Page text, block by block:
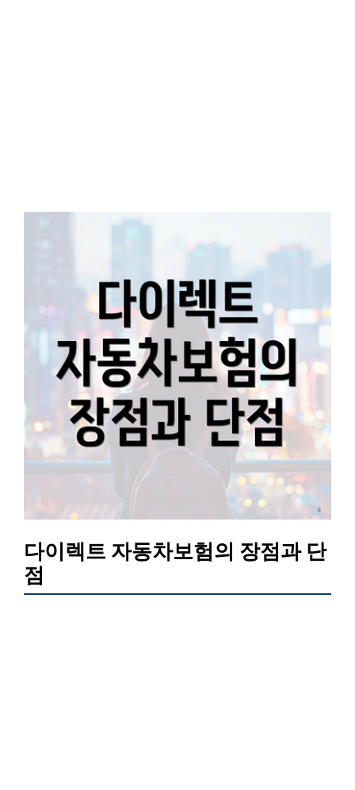
다이렉트 자동차보험의 장점과 단
점